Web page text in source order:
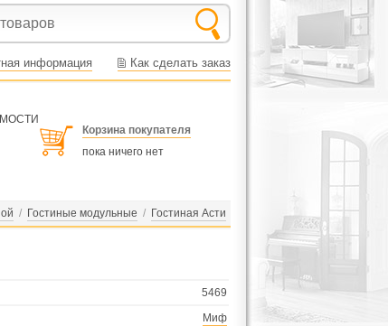
информация Как сделать заказ
Корзина покупателя
пока ничего нет
/ Гостиные модульные / Гостиная Асти
5469
Миф